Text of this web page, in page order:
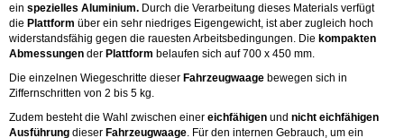
ein spezielles Aluminium. Durch die Verarbeitung dieses Materials verfügt
die Plattform über ein sehr niedriges Eigengewicht, ist aber zugleich hoch
widerstandsfähig gegen die rauesten Arbeitsbedingungen. Die kompakten
Abmessungen der Plattform belaufen sich auf 700 x 450 mm.
Die einzelnen Wiegeschritte dieser Fahrzeugwaage bewegen sich in
Ziffernschritten von 2 bis 5 kg.
Zudem besteht die Wahl zwischen einer eichfähigen und nicht eichfähigen
Ausführung dieser Fahrzeugwaage. Für den internen Gebrauch, um ein